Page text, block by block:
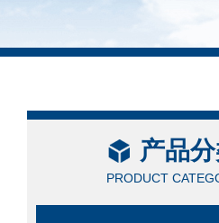
产品
PRODUCT